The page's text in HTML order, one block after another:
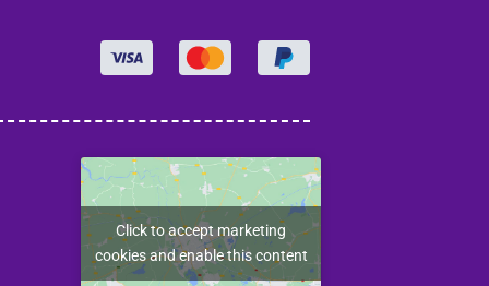
Click to accept marketing
cookies and enable this content